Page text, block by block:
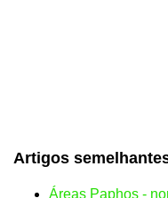
Artigos
Áreas Paphos -